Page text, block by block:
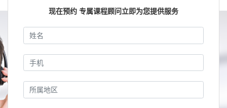
现在预约 专属课程顾问立即为您提供服务